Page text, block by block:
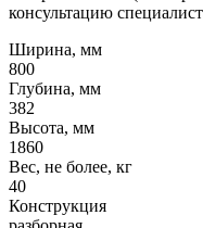
консультацию
Ширина, мм
800
Глубина, мм
382
Высота, мм
1860
Вес, не более, кг
40
Конструкция